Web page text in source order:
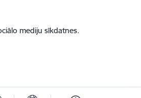
mediju sīkdatnes.